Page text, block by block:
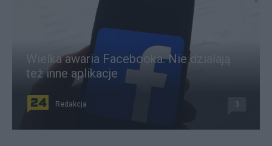
Wielka awaria Facebooka. Nie działają
też inne aplikacje
Redakcja 3